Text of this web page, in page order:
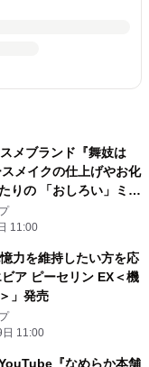
スメブランド『舞妓は
メイクの仕上げやお化
りの 「おしろい」ミニ
売
11:00
憶力を維持したい方を応
ア ピーセリン EX＜機
」発売
11:00
『なめらか本舗